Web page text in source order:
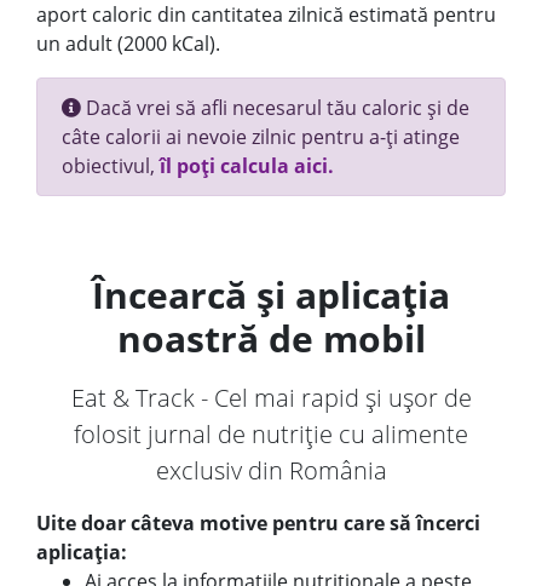
aport caloric din cantitatea zilnică estimată pentru
un adult (2000 kCal).
Dacă vrei să afli necesarul tău caloric și de
câte calorii ai nevoie zilnic pentru a-ți atinge
obiectivul,îl poți calcula aici.
Încearcă și aplicația
noastră de mobil
Eat & Track - Cel mai rapid și ușor de
folosit jurnal de nutriție cu alimente
exclusiv din România
Uite doar câteva motive pentru care să încerci
aplicația: